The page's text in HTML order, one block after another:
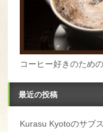
コーヒー好きのため
最近の投稿
Kurasu Kyotoのサブ